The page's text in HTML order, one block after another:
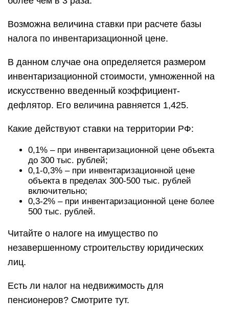
Возможна величина ставки при расчете базы
налога по инвентаризационной цене.
В данном случае она определяется размером
инвентаризационной стоимости, умноженной на
искусственно введенный коэффициент-
дефлятор. Его величина равняется 1,425.
Какие действуют ставки на территории РФ:
0,1% ‒ при инвентаризационной цене объекта
до 300 тыс. рублей;
0,1-0,3% ‒ при инвентаризационной цене
объекта в пределах 300-500 тыс. рублей
включительно;
0,3-2% ‒ при инвентаризационной цене более
500 тыс. рублей.
Читайте о налоге на имущество по
незавершенному строительству юридических
лиц.
Есть ли налог на недвижимость для
пенсионеров? Смотрите тут.